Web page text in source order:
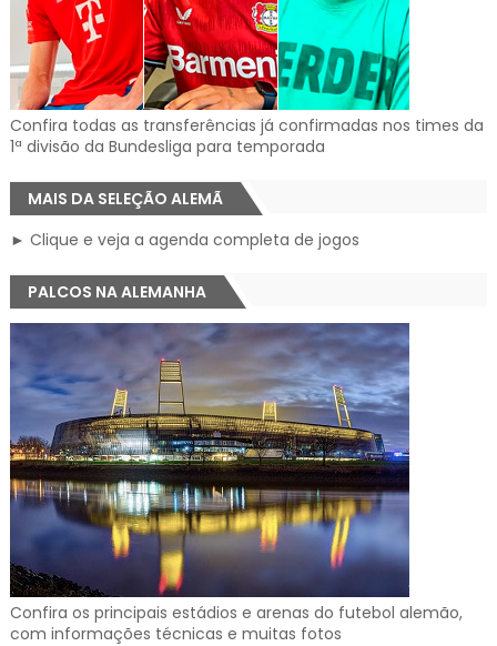
Confira todas as transferências já confirmadas nos times da
1ª divisão da Bundesliga para temporada
MAIS DA SELEÇÃO ALEMÃ
► Clique e veja a agenda completa de jogos
PALCOS NA ALEMANHA
Confira os principais estádios e arenas do futebol alemão,
com informações técnicas e muitas fotos